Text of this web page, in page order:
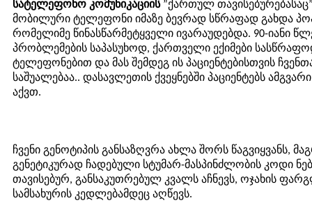
სატელეფონო კომუნიკაციის”ქართულ
მობილური ტელეფონი იმაზე ბევრად სწრაფად გახდა
რომელიმე წინასწარმეტყველი ივარაუდებდა. 90-იანი
პრობლემების საპასუხოდ, ქართველი ექიმები
ტელეფონებით და მას შემდეგ ის პაციენტებისთვის
საშუალებაა.. დასავლეთის ქვეყნებში პაციენტებს
აქვთ.
ჩვენი გენოტიპის განსაზღვრა ახლა შორს წაგვიყვანს,
გენეტიკურად ჩადებული სტუმარ-მასპინძლობის კოდი
თავისებურ, განსაკუთრებულ კვალს აჩნევს, ოჯახის
სამსახურის კედლებამდეც აღწევს.